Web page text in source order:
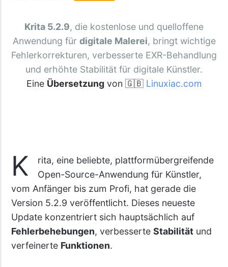
Krita 5.2.9, die kostenlose und quelloffene
Anwendung für digitale Malerei, bringt wichtige
Fehlerkorrekturen, verbesserte EXR-Behandlung
und erhöhte Stabilität für digitale Künstler.
Eine Übersetzungvon 🇬🇧 Linuxiac.com
K
rita, eine beliebte, plattformübergreifende
Open-Source-Anwendung für Künstler,
vom Anfänger bis zum Profi, hat gerade die
Version 5.2.9 veröffentlicht. Dieses neueste
Update konzentriert sich hauptsächlich auf
Fehlerbehebungen, verbesserte Stabilitätund
verfeinerte Funktionen.